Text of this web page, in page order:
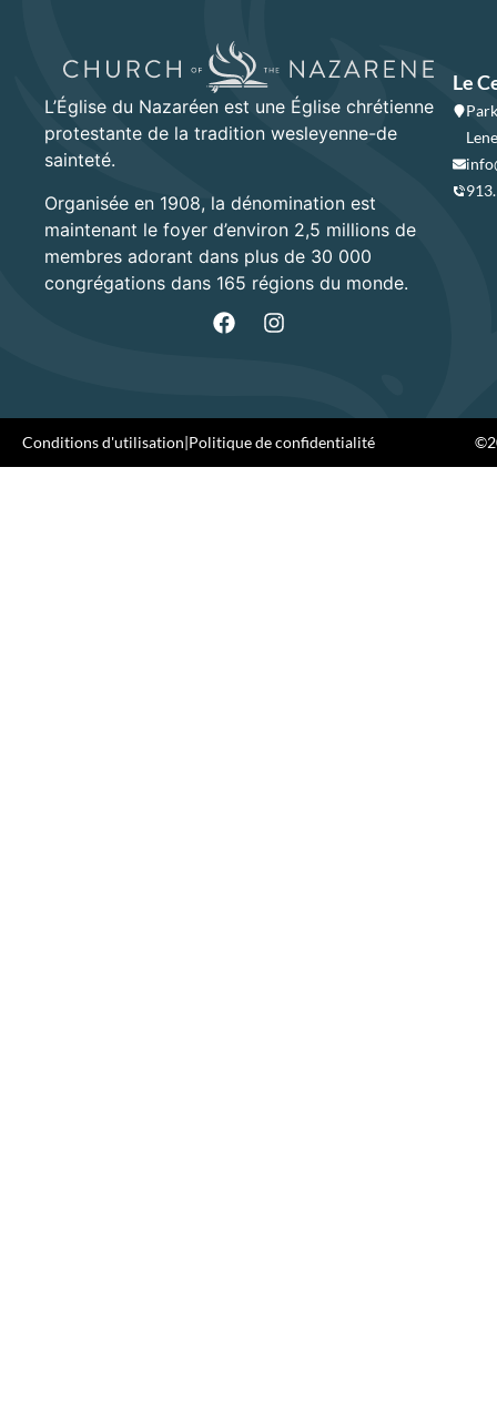
L’Église du Nazaréen est une Église chrétienne
protestante de la tradition wesleyenne-de
sainteté.
Organisée en 1908, la dénomination est
maintenant le foyer d’environ 2,5 millions de
membres adorant dans plus de 30 000
congrégations dans 165 régions du monde.
Le
Conditions d'utilisation|Politique de confidentialité